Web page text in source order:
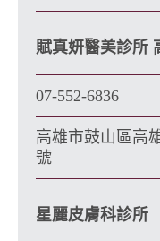
賦真妍醫美診所
07-552-6836
高雄市鼓山區高
號
星麗皮膚科診所